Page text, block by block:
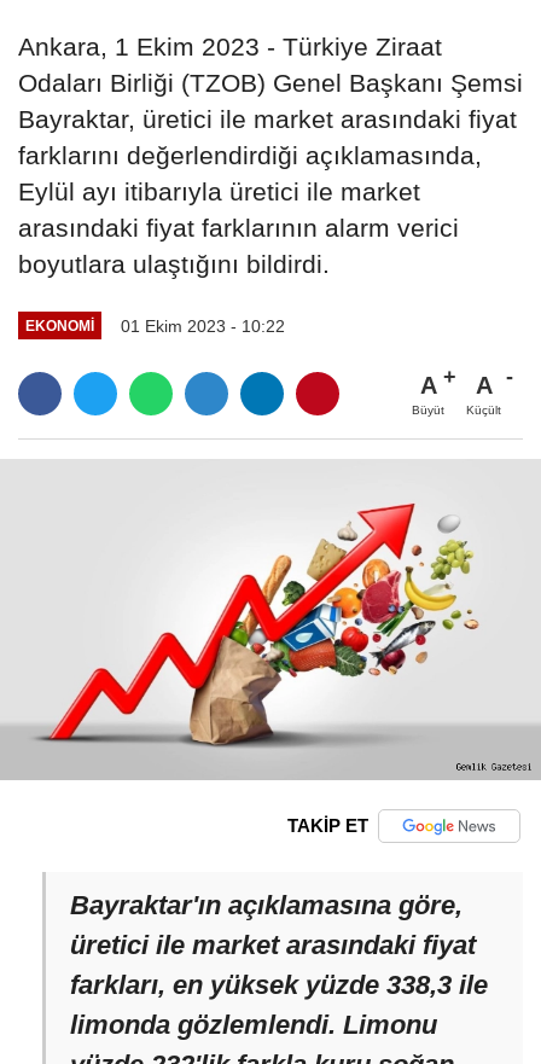
Ankara, 1 Ekim 2023 - Türkiye Ziraat
Odaları Birliği (TZOB) Genel Başkanı Şemsi
Bayraktar, üretici ile market arasındaki fiyat
farklarını değerlendirdiği açıklamasında,
Eylül ayı itibarıyla üretici ile market
arasındaki fiyat farklarının alarm verici
boyutlara ulaştığını bildirdi.
EKONOMI 01 Ekim 2023 - 10:22
A
Büyüt
A
Küçült
TAKİP ET
Bayraktar'ın açıklamasına göre,
üretici ile market arasındaki fiyat
farkları, en yüksek yüzde 338,3 ile
limonda gözlemlendi. Limonu